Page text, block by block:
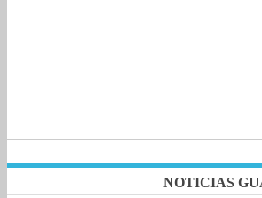
NOTICIAS